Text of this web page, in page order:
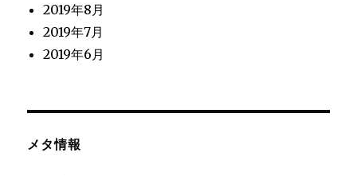
2019年8月
2019年7月
2019年6月
メタ情報